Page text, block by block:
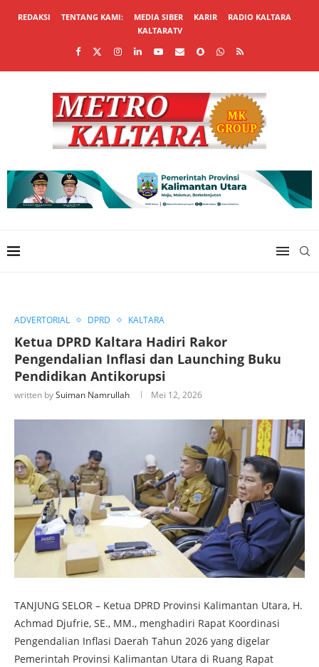
REDAKSI TENTANG KAMI: MEDIA SIBER KARIR
RADIO KALTARA
KALTARATV
ADVERTORIAL DPRD KALTARA
Ketua DPRD Kaltara Hadiri Rakor
Pengendalian Inflasi dan Launching Buku
Pendidikan Antikorupsi
written bySuiman Namrullah Mei 12, 2026
TANJUNG SELOR – Ketua DPRD Provinsi Kalimantan Utara, H.
Achmad Djufrie, SE., MM., menghadiri Rapat Koordinasi
Pengendalian Inflasi Daerah Tahun 2026 yang digelar
Pemerintah Provinsi Kalimantan Utara di Ruang Rapat